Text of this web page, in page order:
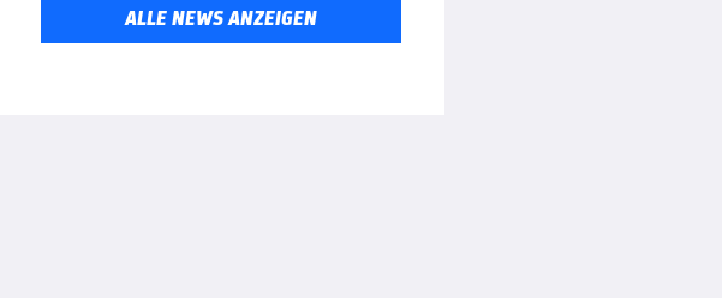
ALLE NEWS ANZEIGEN